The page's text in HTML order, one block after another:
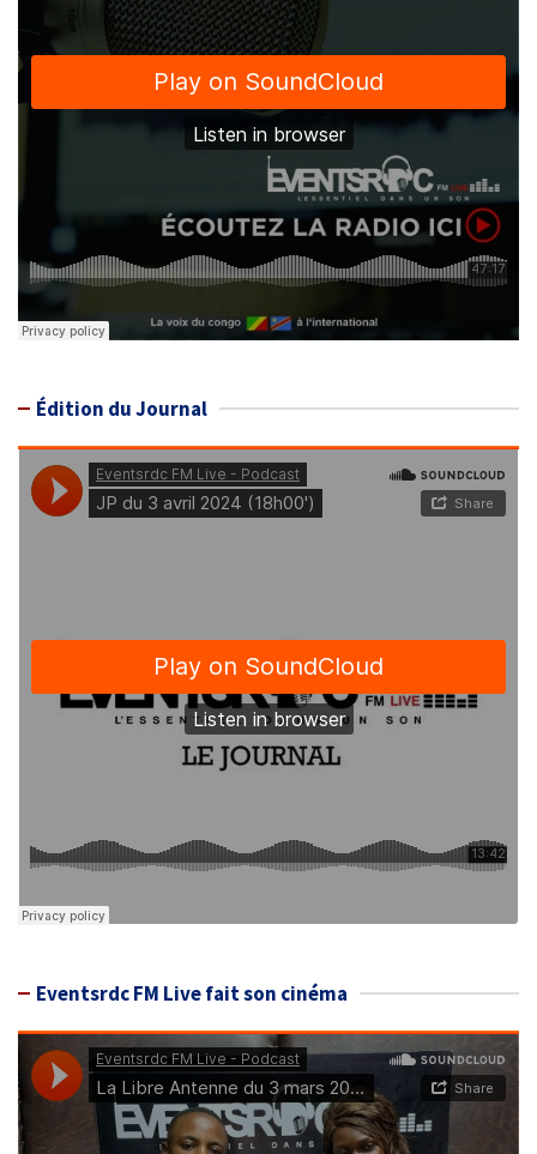
Édition du Journal
Eventsrdc FM Live fait son cinéma